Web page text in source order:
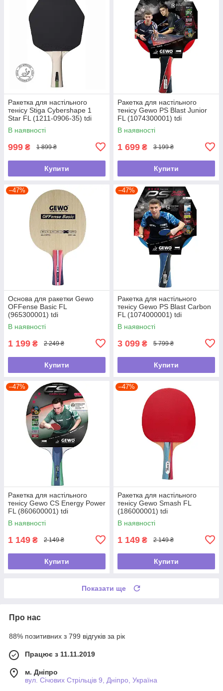
Ракетка для настільного
тенісу Stiga Cybershape 1
Star FL (1211-0906-35) tdi
В наявності
999 ₴ 1 899 ₴
Купити
Ракетка для настільного
тенісу Gewo PS Blast Junior
FL (1074300001) tdi
В наявності
1 699 ₴ 3 199 ₴
Купити
–47%
Основа для ракетки Gewo
OFFense Basic FL
(965300001) tdi
В наявності
1 199 ₴ 2 249 ₴
Купити
–47%
Ракетка для настільного
тенісу Gewo PS Blast Carbon
FL (1074000001) tdi
В наявності
3 099 ₴ 5 799 ₴
Купити
–47%
Ракетка для настільного
тенісу Gewo CS Energy Power
FL (860600001) tdi
В наявності
1 149 ₴ 2 149 ₴
Купити
–47%
Ракетка для настільного
тенісу Gewo Smash FL
(186000001) tdi
В наявності
1 149 ₴ 2 149 ₴
Купити
Показати ще
Про нас
88% позитивних з 799 відгуків за рік
Працює з 11.11.2019
м. Дніпро
вул. Січових Стрільців 9, Дніпро, Україна